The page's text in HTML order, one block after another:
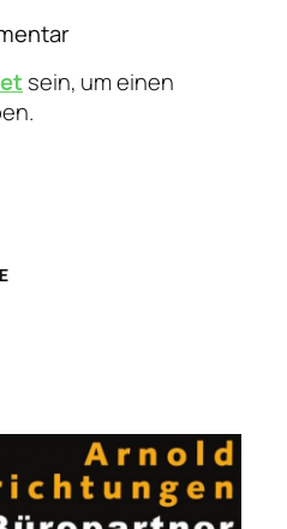
sein, um einen